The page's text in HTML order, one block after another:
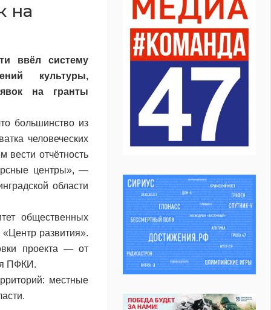
на
ввёл систему
культуры,
на гранты
большинство из
человеческих
вести отчётность
центры», —
области
общественных
развития».
проекта — от
ПФКИ.
местные